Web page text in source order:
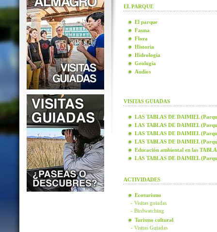
EL PARQUE
El parque
Fauna
Flora
Historia
Hidrología
Geología
Audios
VISITAS GUIADAS
LAS TABLAS DE DAIMIEL
LAS TABLAS DE DAIMIEL
LAS TABLAS DE DAIMIEL
LAS TABLAS DE DAIMIEL
Educación ambiental en las
LAS TABLAS DE DAIMIEL
ACTIVIDADES
Ecoturismo
- Visitas guiadas
- Birdwatching
Turismo cultural
- Visitas Guiadas